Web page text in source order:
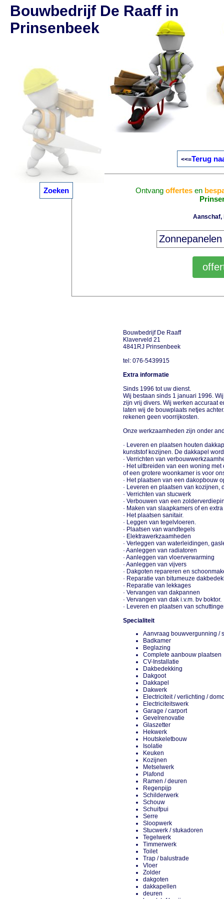
Zoeken
Bouwbedrijf De Raaff in
Prinsenbeek
<<=Terug
Ontvang offertesen
Aanschaf,
Bouwbedrijf De Raaff
Klaverveld 21
4841RJ Prinsenbeek
tel: 076-5439915
Extra informatie
Sinds 1996 tot uw dienst.
Wij bestaan sinds 1 januari 1996.
zijn vrij divers. Wij werken accuraat
laten wij de bouwplaats netjes
rekenen geen voorrijkosten.
Onze werkzaamheden zijn onder
· Leveren en plaatsen houten
kunststof kozijnen. De dakkapel
· Verrichten van
· Het uitbreiden van een woning
of een grotere woonkamer is voor
· Het plaatsen van een dakopbouw
· Leveren en plaatsen van
· Verrichten van stucwerk
· Verbouwen van een
· Maken van slaapkamers of en
· Het plaatsen sanitair.
· Leggen van tegelvloeren.
· Plaatsen van wandtegels
· Elektrawerkzaamheden
· Verleggen van waterleidingen,
· Aanleggen van radiatoren
· Aanleggen van vloerverwarming
· Aanleggen van vijvers
· Dakgoten repareren en
· Reparatie van bitumeuze
· Reparatie van lekkages
· Vervangen van dakpannen
· Vervangen van dak i.v.m. bv boktor.
· Leveren en plaatsen van
Specialiteit
Aanvraag bouwvergunning
Badkamer
Beglazing
Complete aanbouw
CV-Installatie
Dakbedekking
Dakgoot
Dakkapel
Dakwerk
Electriciteit / verlichting /
Electriciteitswerk
Garage / carport
Gevelrenovatie
Glaszetter
Hekwerk
Houtskeletbouw
Isolatie
Keuken
Kozijnen
Metselwerk
Plafond
Ramen / deuren
Regenpijp
Schilderwerk
Schouw
Schuifpui
Serre
Sloopwerk
Stucwerk / stukadoren
Tegelwerk
Timmerwerk
Toilet
Trap / balustrade
Vloer
Zolder
dakgoten
dakkapellen
deuren